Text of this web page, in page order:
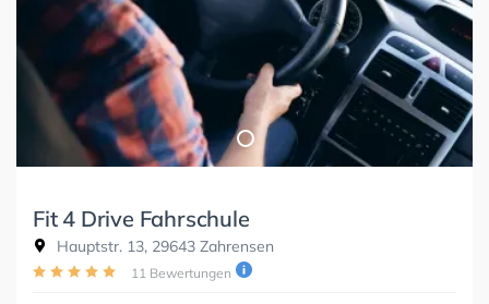
Fit 4 Drive Fahrschule
Hauptstr. 13, 29643 Zahrensen
11 Bewertungen